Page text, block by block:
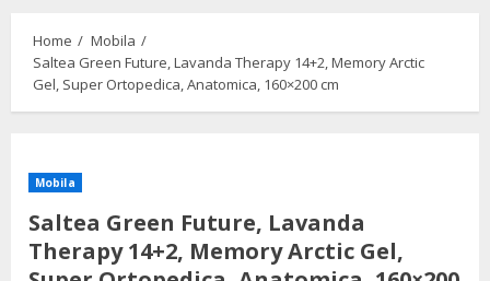
Home
Mobila
Saltea Green Future, Lavanda Therapy 14+2, Memory Arctic
Gel, Super Ortopedica, Anatomica, 160×200 cm
Mobila
Saltea Green Future, Lavanda
Therapy 14+2, Memory Arctic Gel,